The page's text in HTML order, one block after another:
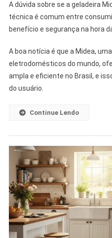
A dúvida sobre se a geladeira
técnica é comum entre
benefício e segurança na hora
A boa notícia é que a Midea,
eletrodomésticos do mundo,
ampla e eficiente no Brasil, e
do usuário.
Continue Lendo